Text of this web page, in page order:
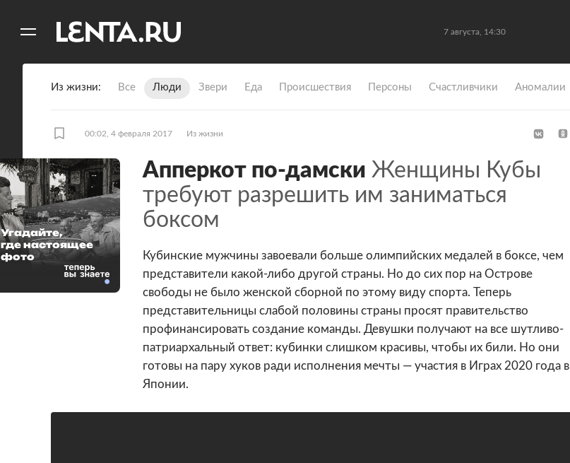
7 августа, 14:30
Из жизни Все Люди Звери Еда Происшествия Персоны Счастливчики Аномалии
00:02, 4 февраля 2017 Из жизни
Апперкот по-дамски Женщины Кубы
требуют разрешить им заниматься
боксом
10 фото
Кубинские мужчины завоевали больше олимпийских медалей в боксе, чем
представители какой-либо другой страны. Но до сих пор на Острове
свободы не было женской сборной по этому виду спорта. Теперь
представительницы слабой половины страны просят правительство
профинансировать создание команды. Девушки получают на все шутливо-
патриархальный ответ: кубинки слишком красивы, чтобы их били. Но они
готовы на пару хуков ради исполнения мечты — участия в Играх 2020 года в
Японии.
Угадайте,
где настоящее
фото